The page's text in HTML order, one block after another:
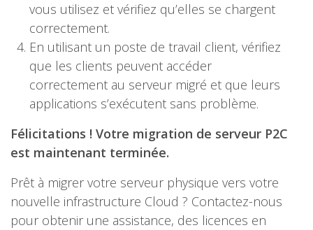
vous utilisez et vérifiez qu’elles se chargent
correctement.
En utilisant un poste de travail client, vérifiez
que les clients peuvent accéder
correctement au serveur migré et que leurs
applications s’exécutent sans problème.
Félicitations ! Votre migration de serveur P2C
est maintenant terminée.
Prêt à migrer votre serveur physique vers votre
nouvelle infrastructure Cloud ? Contactez-nous
pour obtenir une assistance, des licences en